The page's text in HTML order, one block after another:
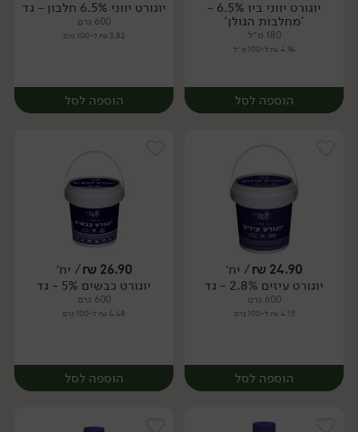
יח׳ יח׳
יוגורט יווני ביו 6.5% -
'מחלבות הגולן'
180 מ״ל
4.94 ₪ ל-100 מ״ל
הוספה לסל
יח׳
יוגורט יווני 6.5% חלבון - גד
600 גרם
3.82 ₪ ל-100 גרם
הוספה לסל
יח׳
24.90
₪/ יח׳
יוגורט עיזים 2.8% - גד
600 גרם
4.15 ₪ ל-100 גרם
הוספה לסל
26.90
₪/ יח׳
יוגורט כבשים 5% - גד
600 גרם
4.48 ₪ ל-100 גרם
הוספה לסל